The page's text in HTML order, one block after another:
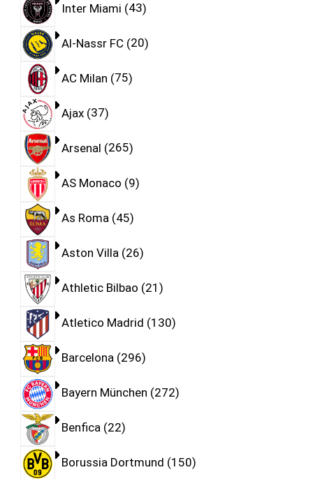
Inter Miami 43
Al-Nassr FC 20
AC Milan 75
Ajax 37
Arsenal 265
AS Monaco 9
As Roma 45
Aston Villa 26
Athletic Bilbao 21
Atletico Madrid 130
Barcelona 296
Bayern München 272
Benfica 22
Borussia Dortmund 150